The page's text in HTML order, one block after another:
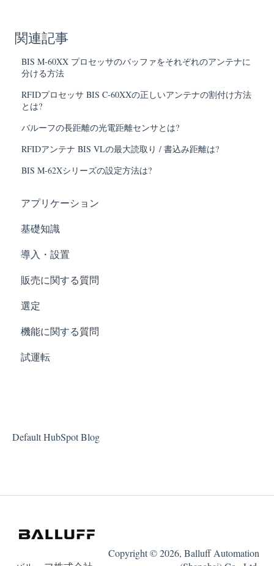
関連記事
BIS M-60XX プロセッサのバッファをそれぞれのアンテナに
分ける方法
RFIDプロセッサ BIS C-60XXの正しいアンテナの割付け方法
とは?
バルーフの長距離の光電距離センサとは?
RFIDアンテナ BIS VLの最大読取り / 書込み距離は?
BIS M-62Xシリーズの設定方法は?
アプリケーション
基礎知識
導入・設置
販売に関する質問
選定
機能に関する質問
試運転
Default HubSpot Blog
Copyright © 2026, Balluff Automation